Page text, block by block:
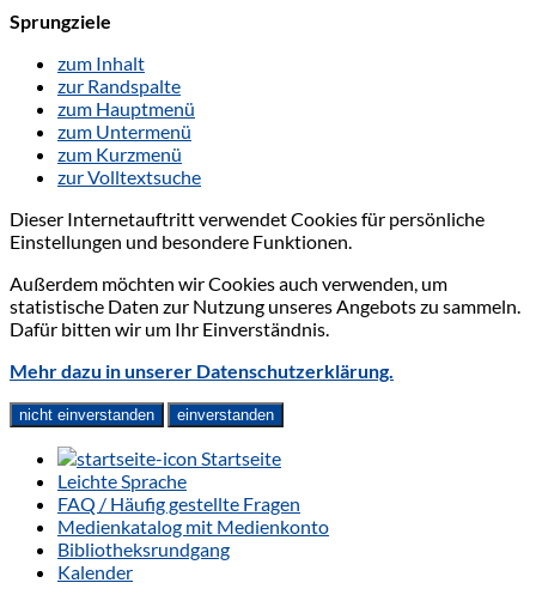
Sprungziele
zum Inhalt
zur Randspalte
zum Hauptmenü
zum Untermenü
zum Kurzmenü
zur Volltextsuche
Dieser Internetauftritt verwendet Cookies für persönliche
Einstellungen und besondere Funktionen.
Außerdem möchten wir Cookies auch verwenden, um
statistische Daten zur Nutzung unseres Angebots zu sammeln.
Dafür bitten wir um Ihr Einverständnis.
Mehr dazu in unserer Datenschutzerklärung.
nicht einverstanden einverstanden
Startseite
Leichte Sprache
FAQ / Häufig gestellte Fragen
Medienkatalog mit Medienkonto
Bibliotheksrundgang
Kalender